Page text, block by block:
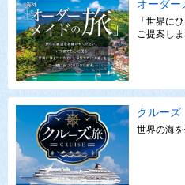
オーダー
「世界に
ご提案し
クルーズ
世界の海